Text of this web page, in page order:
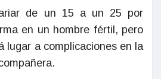
de un 15 a un 25 por
en un hombre fértil, pero
lugar a complicaciones en la